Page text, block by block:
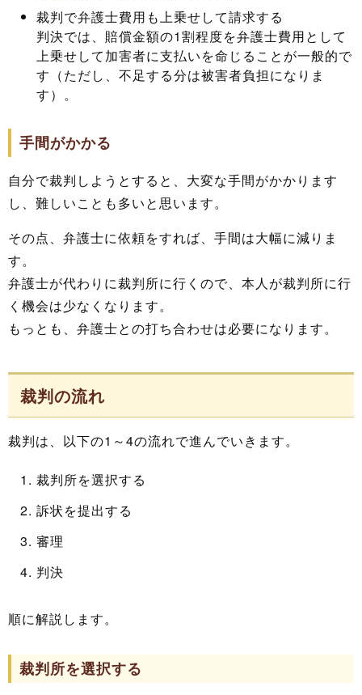
裁判で弁護士費用も上乗せして請求する
判決では、賠償金額の1割程度を弁護士費用として
上乗せして加害者に支払いを命じることが一般的で
す（ただし、不足する分は被害者負担になりま
す）。
手間がかかる
自分で裁判しようとすると、大変な手間がかかります
し、難しいことも多いと思います。
その点、弁護士に依頼をすれば、手間は大幅に減りま
す。
弁護士が代わりに裁判所に行くので、本人が裁判所に行
く機会は少なくなります。
もっとも、弁護士との打ち合わせは必要になります。
裁判の流れ
裁判は、以下の1～4の流れで進んでいきます。
裁判所を選択する
訴状を提出する
審理
判決
順に解説します。
裁判所を選択する